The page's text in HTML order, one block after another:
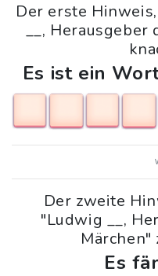
Der erste
__, Herausgeber
Es ist ein
Der zweite
"Ludwig __,
Märchen"
Es